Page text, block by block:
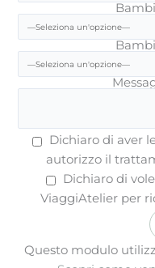
Dichiaro di aver
autorizzo il
Dichiaro di
ViaggiAtelier per
Questo modulo